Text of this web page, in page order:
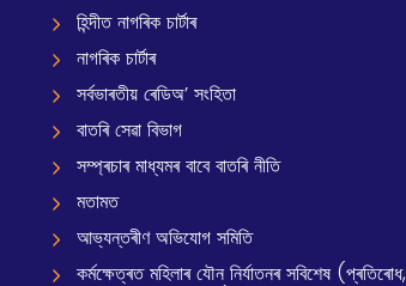
হিন্দীত নাগৰিক চাৰ্টাৰ
নাগৰিক চাৰ্টাৰ
সৰ্বভাৰতীয় ৰেডিঅ’ সংহিতা
বাতৰি সেৱা বিভাগ
সম্প্ৰচাৰ মাধ্যমৰ বাবে বাতৰি নীতি
মতামত
আভ্যন্তৰীণ অভিযোগ সমিতি
কৰ্মক্ষেত্ৰত মহিলাৰ যৌন নিৰ্যাতনৰ সবিশেষ (প্ৰতিৰোধ,